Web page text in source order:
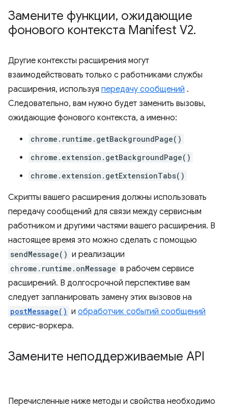
Замените функции, ожидающие
фонового контекста Manifest V2.
Другие контексты расширения могут
взаимодействовать только с работниками службы
расширения, используя передачу сообщений .
Следовательно, вам нужно будет заменить вызовы,
ожидающие фонового контекста, а именно:
chrome.runtime.getBackgroundPage()
chrome.extension.getBackgroundPage()
chrome.extension.getExtensionTabs()
Скрипты вашего расширения должны использовать
передачу сообщений для связи между сервисным
работником и другими частями вашего расширения. В
настоящее время это можно сделать с помощью
sendMessage() и реализации
chrome.runtime.onMessage в рабочем сервисе
расширений. В долгосрочной перспективе вам
следует запланировать замену этих вызовов на
postMessage() и обработчик событий сообщений
сервис-воркера.
Замените неподдерживаемые API
Перечисленные ниже методы и свойства необходимо